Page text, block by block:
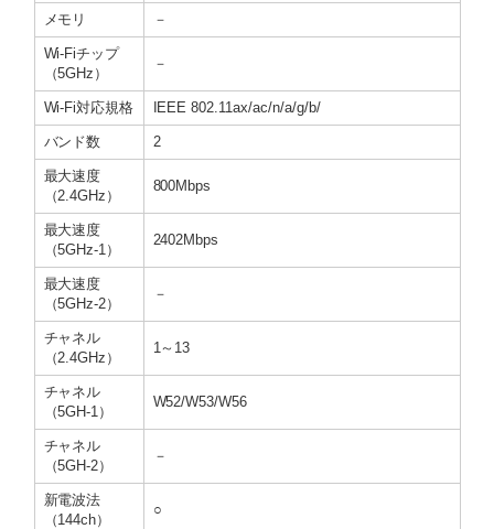
メモリ －
Wi-Fiチップ
（5GHz）
－
Wi-Fi対応規格 IEEE 802.11ax/ac/n/a/g/b/
バンド数 2
最大速度
（2.4GHz）
800Mbps
最大速度
（5GHz-1）
2402Mbps
最大速度
（5GHz-2）
－
チャネル
（2.4GHz）
1～13
チャネル
（5GH-1）
W52/W53/W56
チャネル
（5GH-2）
－
新電波法
（144ch）
○